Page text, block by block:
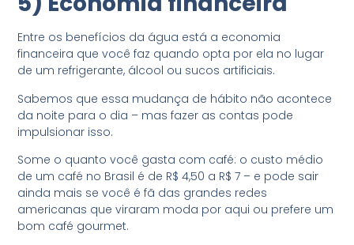
Entre os benefícios da água está a economia
financeira que você faz quando opta por ela no lugar
de um refrigerante, álcool ou sucos artificiais.
Sabemos que essa mudança de hábito não acontece
da noite para o dia – mas fazer as contas pode
impulsionar isso.
Some o quanto você gasta com café: o custo médio
de um café no Brasil é de R$ 4,50 a R$ 7 – e pode sair
ainda mais se você é fã das grandes redes
americanas que viraram moda por aqui ou prefere um
bom café gourmet.